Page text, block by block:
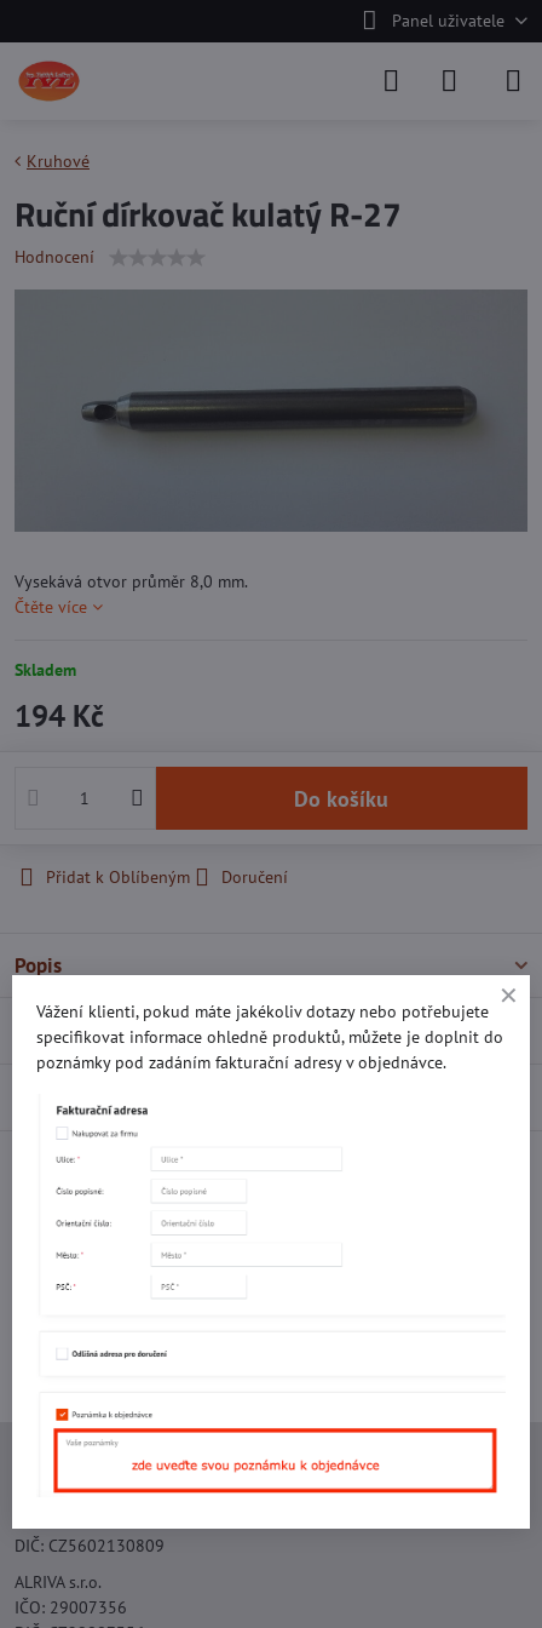
Panel uživatele
Kruhové
Ruční dírkovač kulatý R-27
Hodnocení
Vysekává otvor průměr 8,0 mm.
Čtěte více
Skladem
194 Kč
Do košíku
Přidat k Oblíbeným Doručení
Popis
Recenze 0
Facebook Twitter Bluesky
Potřebujete poradit s objednávkou?
Kontaktujte nás:
+420 577 523 563
Ing. Vojtěch Lečbych - IVL
DIČ: CZ5602130809
ALRIVA s.r.o.
IČO: 29007356
Vážení klienti, pokud máte jakékoliv dotazy nebo potřebujete
specifikovat informace ohledně produktů, můžete je doplnit do
poznámky pod zadáním fakturační adresy v objednávce.